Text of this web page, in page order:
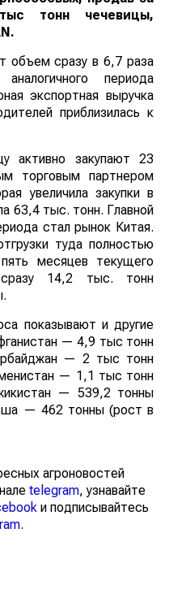
тонн чечевицы,
.
объем сразу в 6,7 раза
периода
экспортная выручка
приблизилась к
активно закупают 23
торговым партнером
увеличила закупки в
63,4 тыс. тонн. Главной
стал рынок Китая.
туда полностью
месяцев текущего
14,2 тыс. тонн
показывают и другие
— 4,9 тыс тонн
— 2 тыс тонн
— 1,1 тыс тонн
— 539,2 тонны
— 462 тонны (рост в
агроновостей
telegram, узнавайте
и подписывайтесь
.